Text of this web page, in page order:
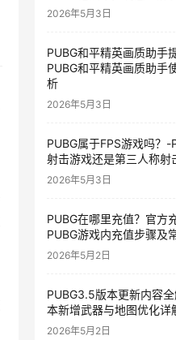
2026年5月3日
PUBG和平精英画质助手
PUBG和平精英画质助手
析
2026年5月3日
PUBG属于FPS游戏吗？-
射击游戏还是第三人称射
2026年5月3日
PUBG在哪里充值？官方
PUBG游戏内充值步骤及
2026年5月2日
PUBG3.5版本更新内容
本新增武器与地图优化详
2026年5月2日